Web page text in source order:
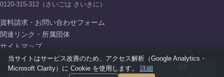
0120-315-312（さいごは さいきに）
資料請求・お問い合わせフォーム
関連リンク・所属団体
サイトマップ
プライバシーポリシー
当サイトはサービス改善のため、アクセス解析（Google Analytics・
Microsoft Clarity）に Cookie を使用します。 詳細